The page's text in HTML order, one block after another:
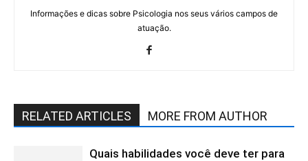
Informações e dicas sobre Psicologia nos seus vários campos de
atuação.
RELATED ARTICLES MORE FROM AUTHOR
Quais habilidades você deve ter para